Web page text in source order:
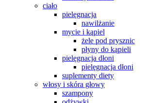
ciało
pielęgnacja
nawilżanie
mycie i kąpiel
żele pod prysznic
płyny do kąpieli
pielęgnacja dłoni
pielęgnacja dłoni
suplementy diety
włosy i skóra głowy
szampony